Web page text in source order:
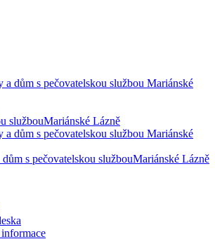
službouMariánské Lázně
s pečovatelskou službouMariánské Lázně